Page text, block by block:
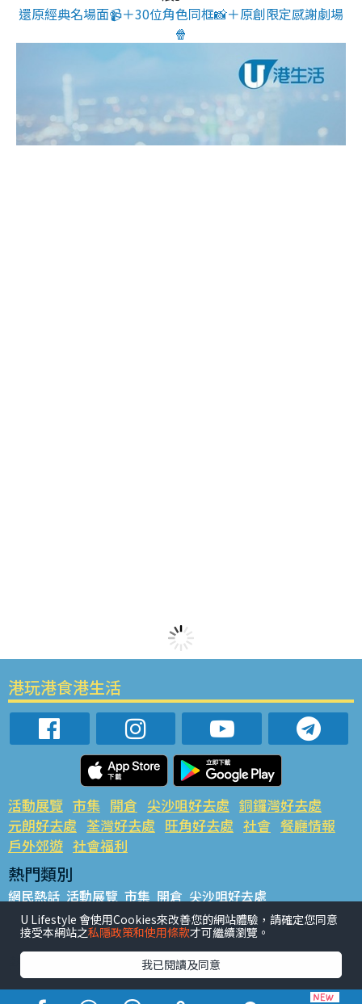
還原經典名場面📹＋30位角色同框📸＋原創限定感謝劇場
🍿
港玩港食港生活
活動展覽 市集 開倉 尖沙咀好去處 銅鑼灣好去處
元朗好去處 荃灣好去處 旺角好去處 社會 餐廳情報
戶外郊遊 社會福利
熱門類別
網民熱話 活動展覽 市集 開倉 尖沙咀好去處
銅鑼灣好去處 元朗好去處 荃灣好去處 旺角好去處 社會
餐廳情報 戶外郊遊
熱門標籤
#UGO搵好去處 #人氣活動推介 #美食社群熱話
U Lifestyle 會使用Cookies來改善您的網站體驗，請確定您同意
接受本網站之私隱政策和使用條款才可繼續瀏覽。
我已閱讀及同意